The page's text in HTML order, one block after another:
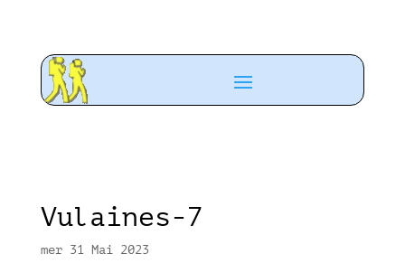
Vulaines-7
mer 31 Mai 2023